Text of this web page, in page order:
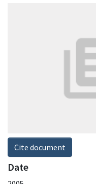
Cite document
Date